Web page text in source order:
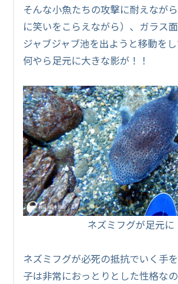
そんな小魚たちの攻撃に耐えなが
に笑いをこらえながら）、ガラス
ジャブジャブ池を出ようと移動を
何やら足元に大きな影が！！
ネズミフグが足元に
ネズミフグが必死の抵抗でいく手
子は非常におっとりとした性格な